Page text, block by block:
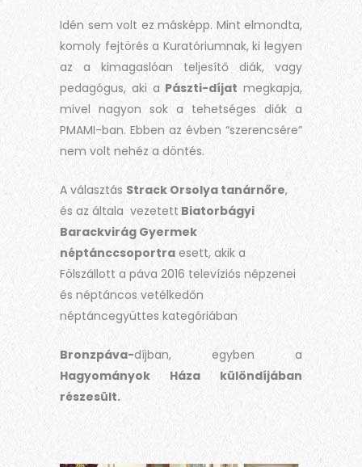
Idén sem volt ez másképp. Mint elmondta,
komoly fejtörés a Kuratóriumnak, ki legyen
az a kimagaslóan teljesítő diák, vagy
pedagógus, aki a Pászti-díjat megkapja,
mivel nagyon sok a tehetséges diák a
PMAMI-ban. Ebben az évben “szerencsére”
nem volt nehéz a döntés.
A választás Strack Orsolya tanárnőre,
és az általa vezetett Biatorbágyi
Barackvirág Gyermek
néptánccsoportra esett, akik a
Fölszállott a páva 2016 televíziós népzenei
és néptáncos vetélkedőn
néptáncegyüttes kategóriában
Bronzpáva-díjban, egyben a
Hagyományok Háza különdíjában
részesült.